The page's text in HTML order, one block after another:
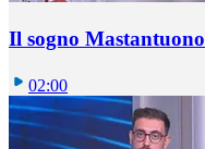
Il sogno Mastantuono
02:00